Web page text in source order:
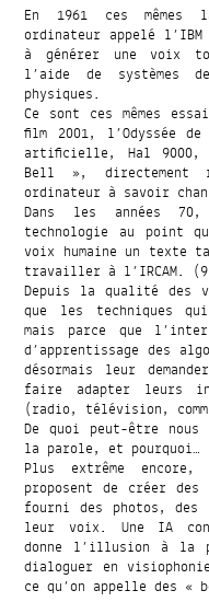
En 1961 ces mêmes
ordinateur appelé
à générer une voix
l’aide de systèmes
physiques.
Ce sont ces mêmes
film 2001, l’Odyssée
artificielle, Hal 9000,
Bell », directement
ordinateur à savoir
Dans les années
technologie au point
voix humaine un
travailler à l’IRCAM.
Depuis la qualité des
que les techniques
mais parce que
d’apprentissage des
désormais leur
faire adapter leurs
(radio, télévision,
De quoi peut-être
la parole, et pourquoi…
Plus extrême
proposent de créer
fourni des photos, des
leur voix. Une IA
donne l’illusion à la
dialoguer en
ce qu’on appelle des «